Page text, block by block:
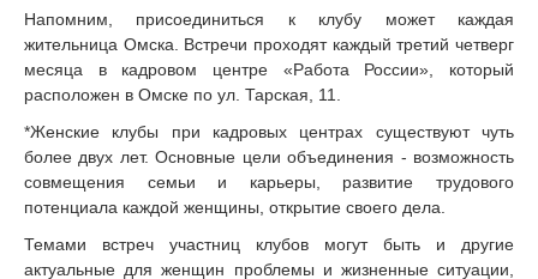
Напомним, присоединиться к клубу может каждая
жительница Омска. Встречи проходят каждый третий четверг
месяца в кадровом центре «Работа России», который
расположен в Омске по ул. Тарская, 11.
*Женские клубы при кадровых центрах существуют чуть
более двух лет. Основные цели объединения - возможность
совмещения семьи и карьеры, развитие трудового
потенциала каждой женщины, открытие своего дела.
Темами встреч участниц клубов могут быть и другие
актуальные для женщин проблемы и жизненные ситуации,